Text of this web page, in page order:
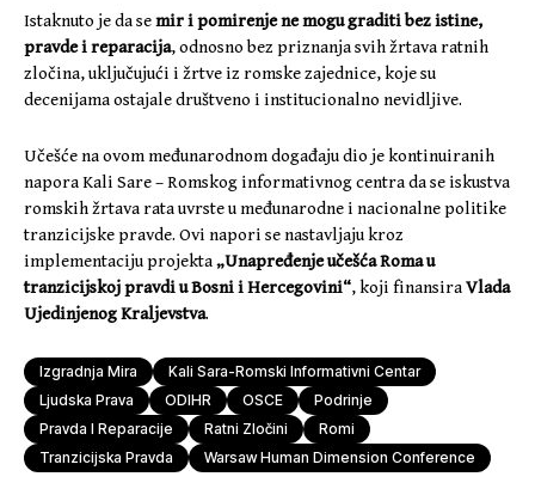
Istaknuto je da semir i pomirenje ne mogu graditi bez istine,
pravde i reparacija, odnosno bez priznanja svih žrtava ratnih
zločina, uključujući i žrtve iz romske zajednice, koje su
decenijama ostajale društveno i institucionalno nevidljive.
Učešće na ovom međunarodnom događaju dio je kontinuiranih
napora Kali Sare – Romskog informativnog centra da se iskustva
romskih žrtava rata uvrste u međunarodne i nacionalne politike
tranzicijske pravde. Ovi napori se nastavljaju kroz
implementaciju projekta„Unapređenje učešća Roma u
tranzicijskoj pravdi u Bosni i Hercegovini“, koji finansiraVlada
Ujedinjenog Kraljevstva.
Izgradnja Mira
Kali Sara-Romski Informativni Centar
Ljudska Prava
ODIHR OSCE
Podrinje
Pravda I Reparacije
Ratni Zločini
Romi
Tranzicijska Pravda
Warsaw Human Dimension Conference